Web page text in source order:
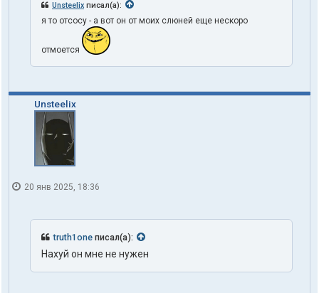
Unsteelix писал(а):
я то отсосу - а вот он от моих слюней еще нескоро
отмоется
Unsteelix
20 янв 2025, 18:36
truth1one писал(а):
Нахуй он мне не нужен